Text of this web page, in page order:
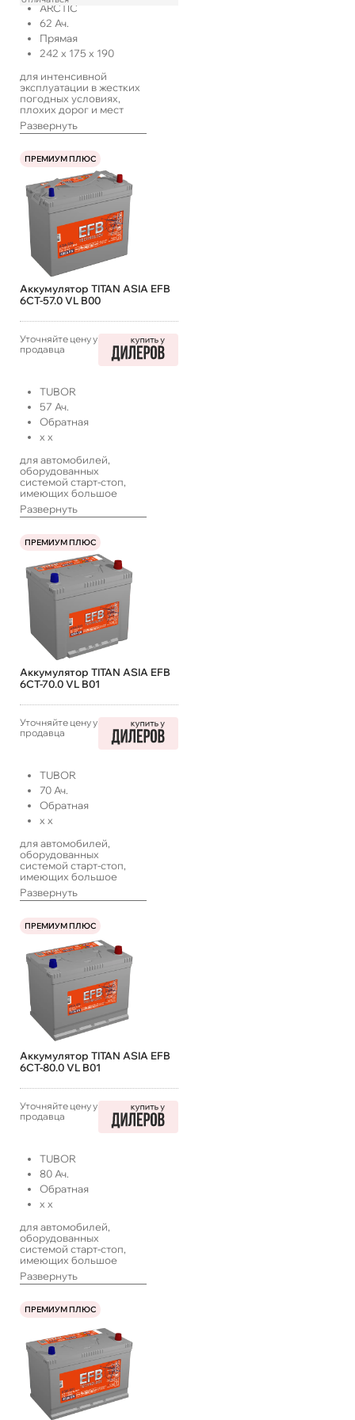
ARCTIC
62 Ач.
Прямая
242 x 175 x 190
для интенсивной
эксплуатации в жестких
погодных условиях,
плохих дорог и мест
хранения техники
транспорта.
Развернуть
ПРЕМИУМ ПЛЮС
Аккумулятор TITAN ASIA EFB
6СТ-57.0 VL B00
Уточняйте цену у
продавца
TUBOR
57 Ач.
Обратная
x x
для автомобилей,
оборудованных
системой старт-стоп,
имеющих большое
количество
энергопотребителей,
с длительными
простоями, а также
систем ИПБ
Развернуть
ПРЕМИУМ ПЛЮС
Аккумулятор TITAN ASIA EFB
6СТ-70.0 VL B01
Уточняйте цену у
продавца
TUBOR
70 Ач.
Обратная
x x
для автомобилей,
оборудованных
системой старт-стоп,
имеющих большое
количество
энергопотребителей,
с длительными
простоями, а также
систем ИПБ
Развернуть
ПРЕМИУМ ПЛЮС
Аккумулятор TITAN ASIA EFB
6СТ-80.0 VL B01
Уточняйте цену у
продавца
TUBOR
80 Ач.
Обратная
x x
для автомобилей,
оборудованных
системой старт-стоп,
имеющих большое
количество
энергопотребителей,
с длительными
простоями, а также
Развернуть
ПРЕМИУМ ПЛЮС